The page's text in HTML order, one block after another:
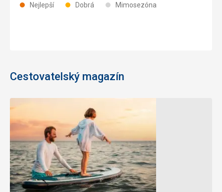
Nejlepší Dobrá Mimosezóna
Cestovatelský magazín